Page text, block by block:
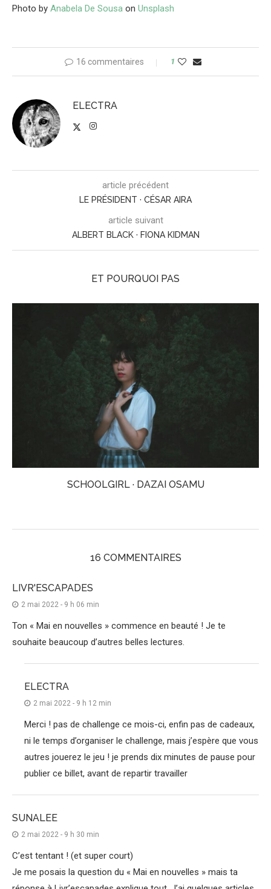
Photo by Anabela De Sousa on Unsplash
16 commentaires 1
ELECTRA
article précédent
LE PRÉSIDENT · CÉSAR AIRA
article suivant
ALBERT BLACK · FIONA KIDMAN
ET POURQUOI PAS
SCHOOLGIRL · DAZAI OSAMU
16 COMMENTAIRES
LIVR'ESCAPADES
2 mai 2022 - 9 h 06 min
Ton « Mai en nouvelles » commence en beauté ! Je te
souhaite beaucoup d’autres belles lectures.
ELECTRA
2 mai 2022 - 9 h 12 min
Merci ! pas de challenge ce mois-ci, enfin pas de cadeaux,
ni le temps d’organiser le challenge, mais j’espère que vous
autres jouerez le jeu ! je prends dix minutes de pause pour
publier ce billet, avant de repartir travailler
SUNALEE
2 mai 2022 - 9 h 30 min
C’est tentant ! (et super court)
Je me posais la question du « Mai en nouvelles » mais ta